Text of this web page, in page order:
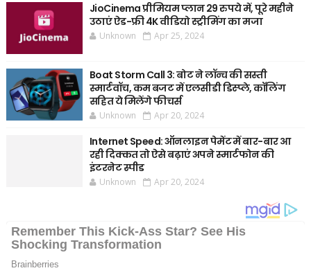
JioCinema प्रीमियम प्लान 29 रुपये में, पूरे महीने
उठाएं ऐड-फ्री 4K वीडियो स्ट्रीमिंग का मजा
Unknown Apr 25, 2024
Boat Storm Call 3: बोट ने लॉन्च की सस्ती
स्मार्टवॉच, कम बजट में एलसीडी डिस्प्ले, कॉलिंग
सहित ये मिलेंगे फीचर्स
Unknown Apr 20, 2024
Internet Speed: ऑनलाइन पेमेंट में बार-बार आ
रही दिक्कत तो ऐसे बढ़ाएं अपने स्मार्टफोन की
इंटरनेट स्पीड
Unknown Apr 20, 2024